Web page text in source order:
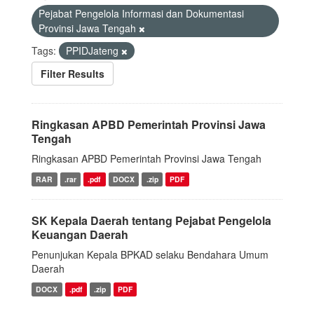
Pejabat Pengelola Informasi dan Dokumentasi
Provinsi Jawa Tengah
Tags:
PPIDJateng
Filter Results
Ringkasan APBD Pemerintah Provinsi Jawa
Tengah
Ringkasan APBD Pemerintah Provinsi Jawa Tengah
RAR .rar .pdf DOCX .zip PDF
SK Kepala Daerah tentang Pejabat Pengelola
Keuangan Daerah
Penunjukan Kepala BPKAD selaku Bendahara Umum
Daerah
DOCX .pdf .zip PDF